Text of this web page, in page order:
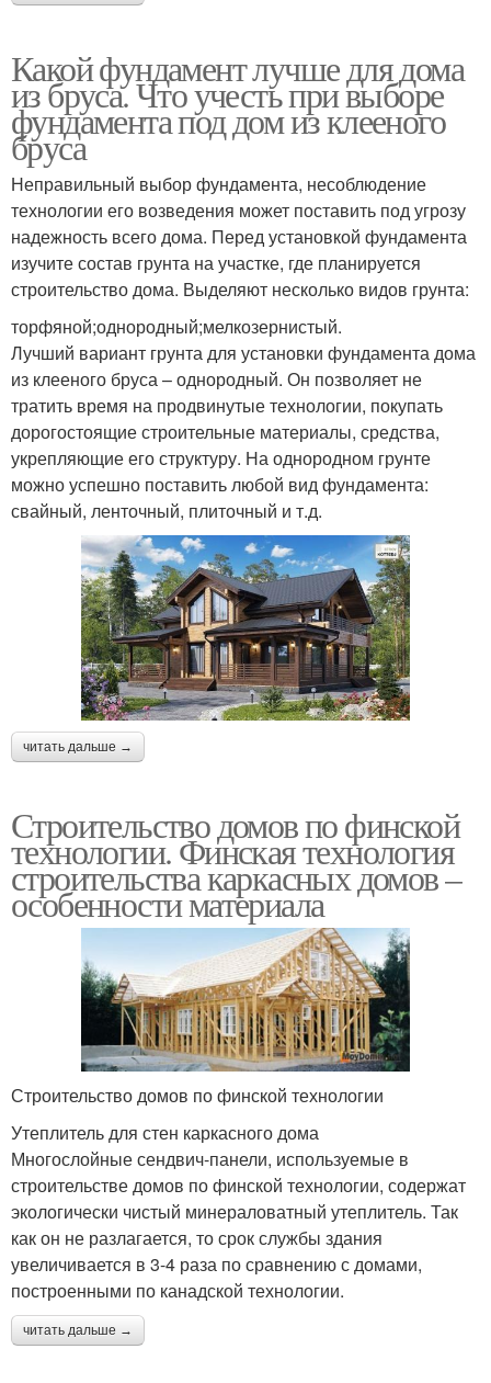
Какой фундамент лучше для дома
из бруса. Что учесть при выборе
фундамента под дом из клееного
бруса
Неправильный выбор фундамента, несоблюдение
технологии его возведения может поставить под угрозу
надежность всего дома. Перед установкой фундамента
изучите состав грунта на участке, где планируется
строительство дома. Выделяют несколько видов грунта:
торфяной;однородный;мелкозернистый.
Лучший вариант грунта для установки фундамента дома
из клееного бруса – однородный. Он позволяет не
тратить время на продвинутые технологии, покупать
дорогостоящие строительные материалы, средства,
укрепляющие его структуру. На однородном грунте
можно успешно поставить любой вид фундамента:
свайный, ленточный, плиточный и т.д.
читать дальше →
Строительство домов по финской
технологии. Финская технология
строительства каркасных домов –
особенности материала
Строительство домов по финской технологии
Утеплитель для стен каркасного дома
Многослойные сендвич-панели, используемые в
строительстве домов по финской технологии, содержат
экологически чистый минераловатный утеплитель. Так
как он не разлагается, то срок службы здания
увеличивается в 3-4 раза по сравнению с домами,
построенными по канадской технологии.
читать дальше →